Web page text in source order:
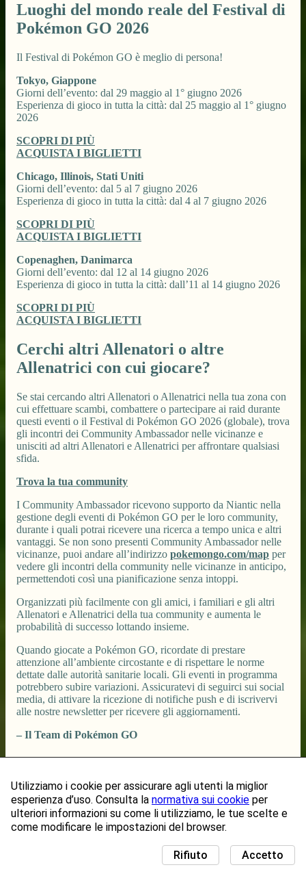
Luoghi del mondo reale del Festival di
Pokémon GO 2026
Il Festival di Pokémon GO è meglio di persona!
Tokyo, Giappone
Giorni dell’evento: dal 29 maggio al 1° giugno 2026
Esperienza di gioco in tutta la città: dal 25 maggio al 1° giugno
2026
SCOPRI DI PIÙ
ACQUISTA I BIGLIETTI
Chicago, Illinois, Stati Uniti
Giorni dell’evento: dal 5 al 7 giugno 2026
Esperienza di gioco in tutta la città: dal 4 al 7 giugno 2026
SCOPRI DI PIÙ
ACQUISTA I BIGLIETTI
Copenaghen, Danimarca
Giorni dell’evento: dal 12 al 14 giugno 2026
Esperienza di gioco in tutta la città: dall’11 al 14 giugno 2026
SCOPRI DI PIÙ
ACQUISTA I BIGLIETTI
Cerchi altri Allenatori o altre
Allenatrici con cui giocare?
Se stai cercando altri Allenatori o Allenatrici nella tua zona con
cui effettuare scambi, combattere o partecipare ai raid durante
questi eventi o il Festival di Pokémon GO 2026 (globale), trova
gli incontri dei Community Ambassador nelle vicinanze e
unisciti ad altri Allenatori e Allenatrici per affrontare qualsiasi
sfida.
Trova la tua community
I Community Ambassador ricevono supporto da Niantic nella
gestione degli eventi di Pokémon GO per le loro community,
durante i quali potrai ricevere una ricerca a tempo unica e altri
vantaggi. Se non sono presenti Community Ambassador nelle
vicinanze, puoi andare all’indirizzo pokemongo.com/map per
vedere gli incontri della community nelle vicinanze in anticipo,
permettendoti così una pianificazione senza intoppi.
Organizzati più facilmente con gli amici, i familiari e gli altri
Allenatori e Allenatrici della tua community e aumenta le
probabilità di successo lottando insieme.
Quando giocate a Pokémon GO, ricordate di prestare
attenzione all’ambiente circostante e di rispettare le norme
dettate dalle autorità sanitarie locali. Gli eventi in programma
potrebbero subire variazioni. Assicuratevi di seguirci sui social
media, di attivare la ricezione di notifiche push e di iscrivervi
alle nostre newsletter per ricevere gli aggiornamenti.
– Il Team di Pokémon GO
Utilizziamo i cookie per assicurare agli utenti la miglior
esperienza d’uso. Consulta la normativa sui cookie per
ulteriori informazioni su come li utilizziamo, le tue scelte e
come modificare le impostazioni del browser.
Accetto
Rifiuto